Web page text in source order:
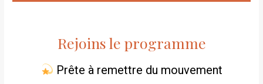
Rejoins le programme
Prête à remettre du mouvement